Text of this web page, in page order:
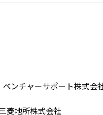
ベンチャーサポート株式会
菱地所株式会社